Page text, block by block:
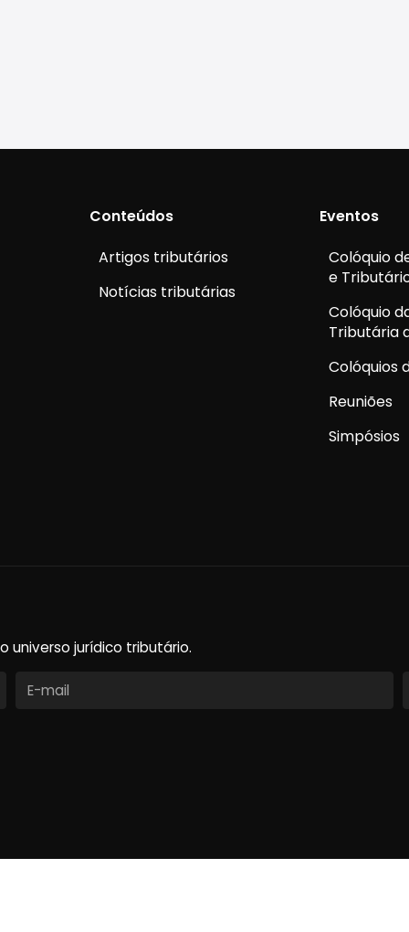
Conteúdos
Artigos tributários
Notícias tributárias
Eventos
Colóquio
e
Colóquio
Tributária
Colóquios
Reuniões
Simpósios
universo jurídico tributário.